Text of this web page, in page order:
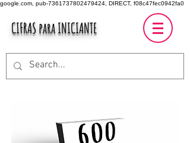
google.com, pub-7361737802479424, DIRECT, f08c47fec0942fa0
CIFRAS para INICIANTE